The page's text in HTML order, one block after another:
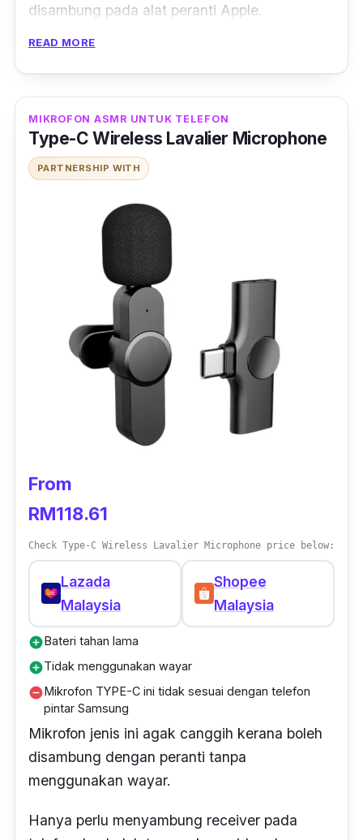
disambung pada alat peranti Apple.
Selain untuk membuat video ASMR, mikrofon
ini juga sesuai untuk kegunaan yang lain
seperti menyanyi karaoke.
Jangan risau, harga yang ditawarkan juga
murah, jadi memang sesuai untuk yang
mempunyai bajet yang terhad.
READ MORE
MIKROFON ASMR UNTUK TELEFON
Type-C Wireless Lavalier Microphone
PARTNERSHIP WITH
From
RM118.61
Check Type-C Wireless Lavalier Microphone price below:
Lazada
Malaysia
Shopee
Malaysia
add_circleBateri tahan lama
add_circleTidak menggunakan wayar
remove_circleMikrofon TYPE-C ini tidak sesuai dengan telefon
pintar Samsung
Mikrofon jenis ini agak canggih kerana boleh
disambung dengan peranti tanpa
menggunakan wayar.
Hanya perlu menyambung receiver pada